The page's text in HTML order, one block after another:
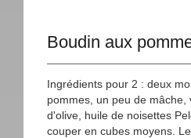
Boudin aux
Ingrédients pour 2 : deux
pommes, un peu de mâche,
d'olive, huile de noisettes
couper en cubes moyens.